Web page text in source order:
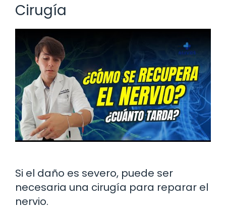
Cirugía
Si el daño es severo, puede ser
necesaria una cirugía para reparar el
nervio.